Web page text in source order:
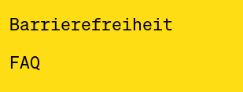
Barrierefreiheit
FAQ